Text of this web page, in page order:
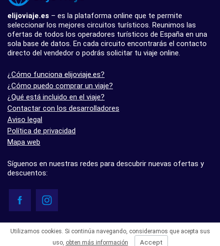
elijoviaje.es – es la plataforma online que te permite
seleccionar los mejores circuitos turísticos. Reunimos las
ofertas de todos los operadores turísticos de España en una
sola base de datos. En cada circuito encontrarás el contacto
directo del vendedor o podrás solicitar tu viaje online.
¿Cómo funciona elijoviaje.es?
¿Cómo puedo comprar un viaje?
¿Qué está incluido en el viaje?
Contactar con los desarrolladores
Aviso legal
Política de privacidad
Mapa web
Síguenos en nuestras redes para descubrir nuevas ofertas y
descuentos:
- 5.0 basado en 7 opiniones
Utilizamos cookies. Si continúa navegando, consideramos que acepta sus
uso, obten más información Accept